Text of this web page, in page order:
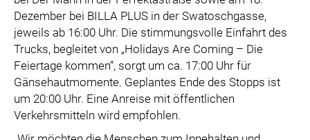
Dezember bei BILLA PLUS in der Swatoschgasse,
jeweils ab 16:00 Uhr. Die stimmungsvolle Einfahrt des
Trucks, begleitet von „Holidays Are Coming – Die
Feiertage kommen“, sorgt um ca. 17:00 Uhr für
Gänsehautmomente. Geplantes Ende des Stopps ist
um 20:00 Uhr. Eine Anreise mit öffentlichen
Verkehrsmitteln wird empfohlen.